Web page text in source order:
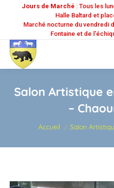
Jours de Marché : Tous les
Halle Baltard et
Marché nocturne du vendredi
Fontaine et de
Salon Artistique
–
Vous êtes ici :
Accueil Salon